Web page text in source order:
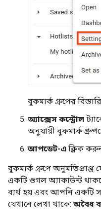
বুকমার্ক গ্রুপের
অ্যাক্সেস কন্ট্রোল
অনুযায়ী বুকমার্ক
আপডেট-এ ক্লিক
বুকমার্ক গ্রুপে অনুমতিপ্রাপ্ত
একটি গুগল অ্যাকাউন্ট
ব্যর্থ হয় এবং আপনি একটি
যেখানে লেখা থাকে: অবৈধ